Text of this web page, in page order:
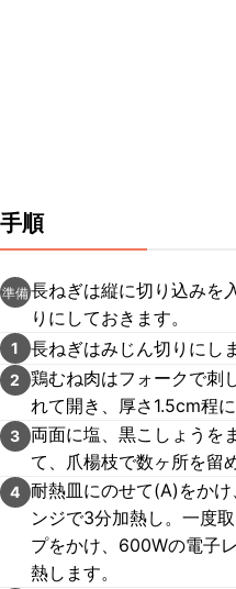
手順
準備長ねぎは縦に切り込みを
りにしておきます。
1 長ねぎはみじん切りにし
2
鶏むね肉はフォークで刺
れて開き、厚さ1.5cm程に
3
両面に塩、黒こしょうを
て、爪楊枝で数ヶ所を留
4 耐熱皿にのせて(A)をか
ンジで3分加熱し。一度
プをかけ、600Wの電子
熱します。